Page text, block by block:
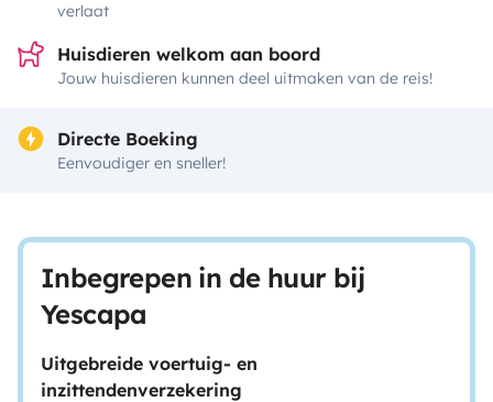
verlaat
Huisdieren welkom aan boord
Jouw huisdieren kunnen deel uitmaken van de reis!
Directe Boeking
Eenvoudiger en sneller!
Inbegrepen in de huur bij
Yescapa
Uitgebreide voertuig- en
inzittendenverzekering